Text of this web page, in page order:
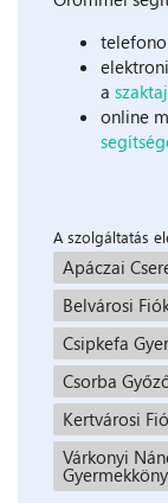
a
online
A szolgáltatás
Apáczai
Belvárosi
Csipkefa
Csorba
Kertvárosi
Várkonyi